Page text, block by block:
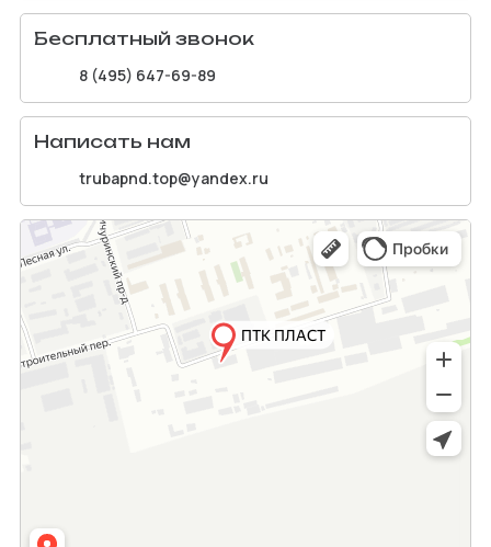
Бесплатный звонок
8 (495) 647-69-89
Написать нам
trubapnd.top@yandex.ru